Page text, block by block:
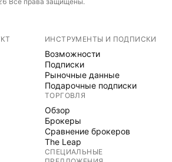
ИНСТРУМЕНТЫ И ПОДПИСКИ
Возможности
Подписки
Рыночные данные
Подарочные подписки
ТОРГОВЛЯ
Обзор
Брокеры
Сравнение брокеров
The Leap
СПЕЦИАЛЬНЫЕ